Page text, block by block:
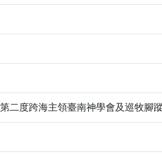
二度跨海主領臺南神學會及巡牧腳蹤